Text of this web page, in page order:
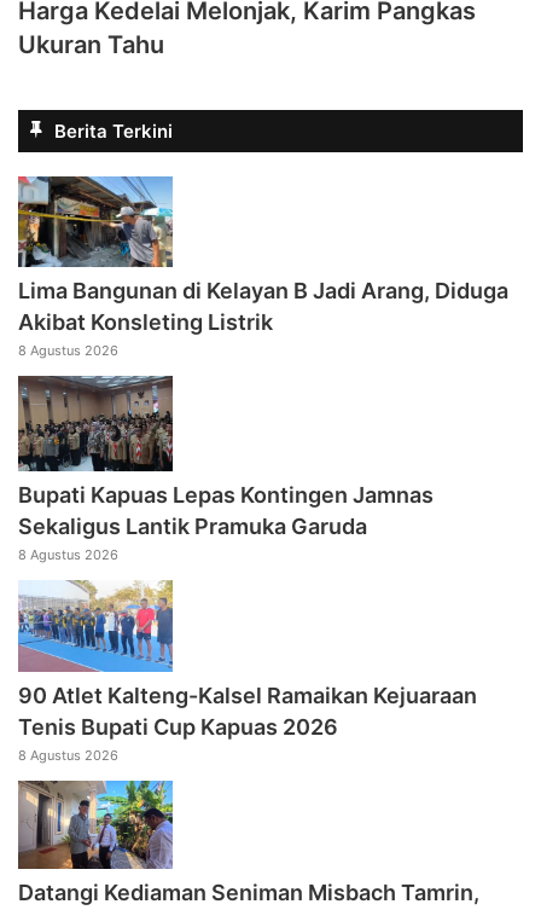
Harga Kedelai Melonjak, Karim Pangkas
Ukuran Tahu
Berita Terkini
Lima Bangunan di Kelayan B Jadi Arang, Diduga
Akibat Konsleting Listrik
8 Agustus 2026
Bupati Kapuas Lepas Kontingen Jamnas
Sekaligus Lantik Pramuka Garuda
8 Agustus 2026
90 Atlet Kalteng-Kalsel Ramaikan Kejuaraan
Tenis Bupati Cup Kapuas 2026
8 Agustus 2026
Datangi Kediaman Seniman Misbach Tamrin,